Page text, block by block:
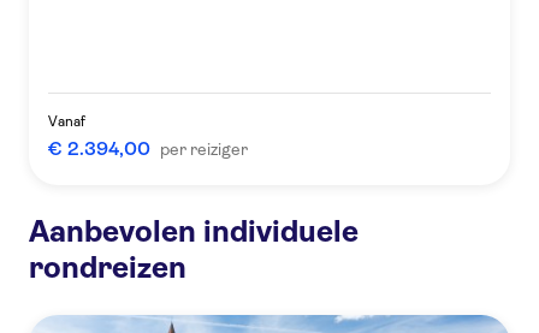
Vanaf
€ 2.394,00 per reiziger
Aanbevolen individuele
rondreizen